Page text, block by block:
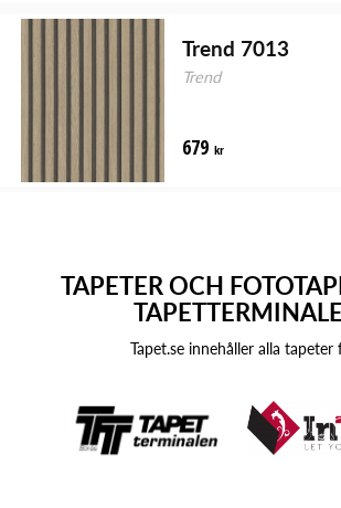
Trend 7013
Trend
679 kr
TAPETER OCH
Tapet.se innehåller alla tapeter